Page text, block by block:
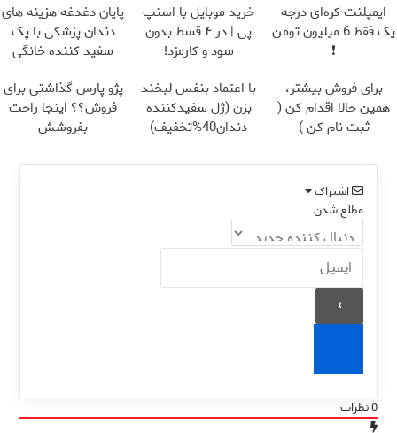
ایمپلنت کره‌ای درجه
یک فقط 6 میلیون تومن
❗
خرید موبایل با اسنپ
پی | در ۴ قسط بدون
سود و کارمزد!
پایان دغدغه هزینه های
دندان پزشکی با پک
سفید کننده خانگی
برای فروش بیشتر،
همین حالا اقدام کن (
ثبت نام کن )
با اعتماد بنفس لبخند
بزن (ژل سفیدکننده
دندان40%تخفیف)
پژو پارس گذاشتی برای
فروش؟؟ اینجا راحت
بفروشش
اشتراک
مطلع شدن
0نظرات